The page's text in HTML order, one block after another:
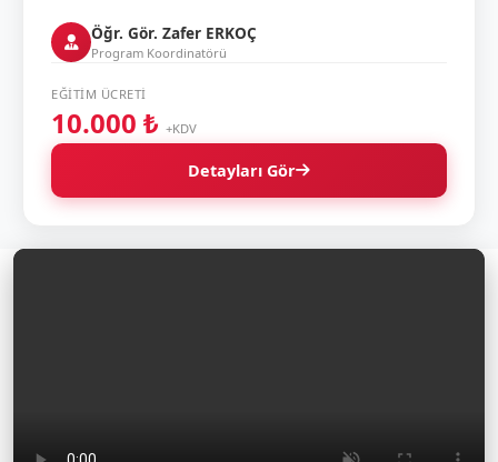
Öğr. Gör. Zafer ERKOÇ
Program Koordinatörü
EĞITIM ÜCRETI
10.000 ₺ +KDV
Detayları Gör